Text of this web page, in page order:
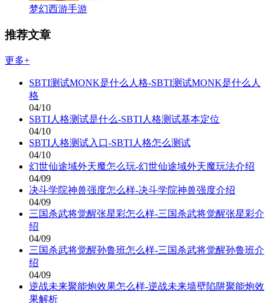
梦幻西游手游
推荐文章
更多+
SBTI测试MONK是什么人格-SBTI测试MONK是什么人
格
04/10
SBTI人格测试是什么-SBTI人格测试基本定位
04/10
SBTI人格测试入口-SBTI人格怎么测试
04/10
幻世仙途域外天魔怎么玩-幻世仙途域外天魔玩法介绍
04/09
决斗学院神兽强度怎么样-决斗学院神兽强度介绍
04/09
三国杀武将觉醒张星彩怎么样-三国杀武将觉醒张星彩介
绍
04/09
三国杀武将觉醒孙鲁班怎么样-三国杀武将觉醒孙鲁班介
绍
04/09
逆战未来聚能炮效果怎么样-逆战未来墙壁陷阱聚能炮效
果解析